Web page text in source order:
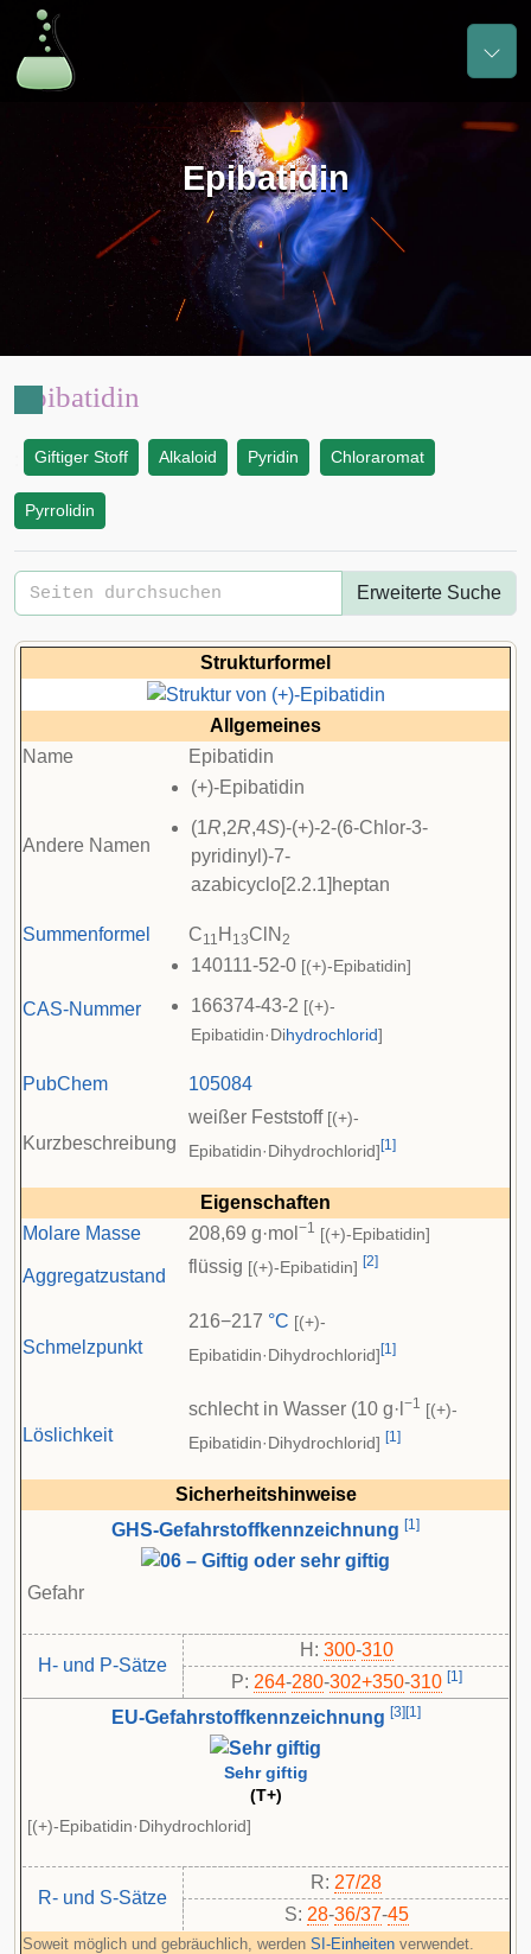
Epibatidin
Epibatidin
Giftiger Stoff Alkaloid Pyridin Chloraromat
Pyrrolidin
Erweiterte Suche
Strukturformel
Allgemeines
Name
Epibatidin
Andere Namen
(+)-Epibatidin
(1R,2R,4S)-(+)-2-(6-Chlor-3-
pyridinyl)-7-
azabicyclo[2.2.1]heptan
Summenformel C11 H 13ClN 2
CAS-Nummer
140111-52-0 [(+)-Epibatidin]
166374-43-2 [(+)-
Epibatidin·Dihydrochlorid]
PubChem 105084
Kurzbeschreibung
weißer Feststoff [(+)-
Epibatidin·Dihydrochlorid] [1]
Eigenschaften
Molare Masse
208,69 g·mol −1 [(+)-Epibatidin]
Aggregatzustand flüssig [(+)-Epibatidin] [2]
Schmelzpunkt
216−217 °C [(+)-
Epibatidin·Dihydrochlorid] [1]
Löslichkeit
schlecht in Wasser (10 g·l −1 [(+)-
Epibatidin·Dihydrochlorid] [1]
Sicherheitshinweise
GHS-Gefahrstoffkennzeichnung [1]
Gefahr
H- und P-Sätze
H: 300-310
P: 264-​280-​302+350-​310 [1]
EU-Gefahrstoffkennzeichnung [3] [1]
Sehr giftig
(T+)
[(+)-Epibatidin·Dihydrochlorid]
R- und S-Sätze
R: 27/28
S: 28-36/37-45
Soweit möglich und gebräuchlich, werden SI-Einheiten verwendet.